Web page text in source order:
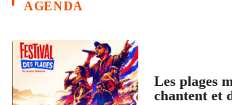
AGENDA
Les plages
chantent et